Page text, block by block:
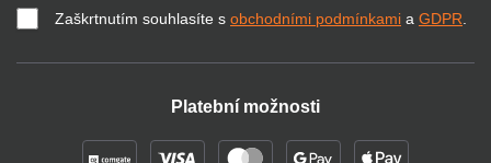
Zaškrtnutím souhlasíte s obchodními podmínkami a GDPR.
Platební možnosti